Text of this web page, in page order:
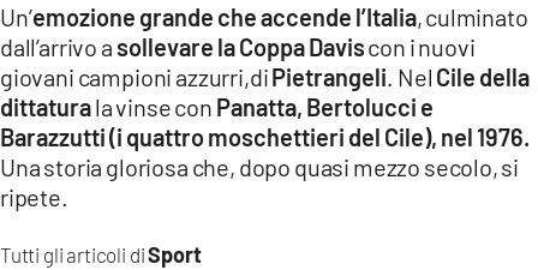
Tutti gli articoli diSport
Un’emozione grande che accende l’Italia, culminato
dall’arrivo a sollevare la Coppa Daviscon i nuovi
giovani campioni azzurri,diPietrangeli. Nel Cile della
dittaturala vinse con Panatta, Bertolucci e
Barazzutti (i quattro moschettieri del Cile), nel 1976.
Una storia gloriosa che, dopo quasi mezzo secolo, si
ripete.